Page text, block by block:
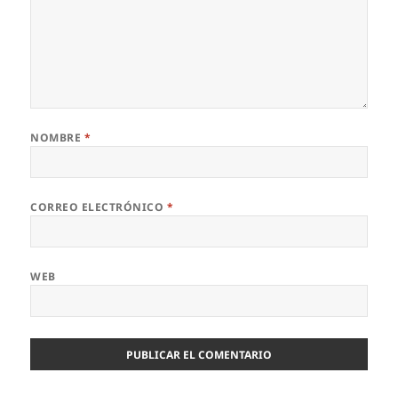
NOMBRE *
CORREO ELECTRÓNICO *
WEB